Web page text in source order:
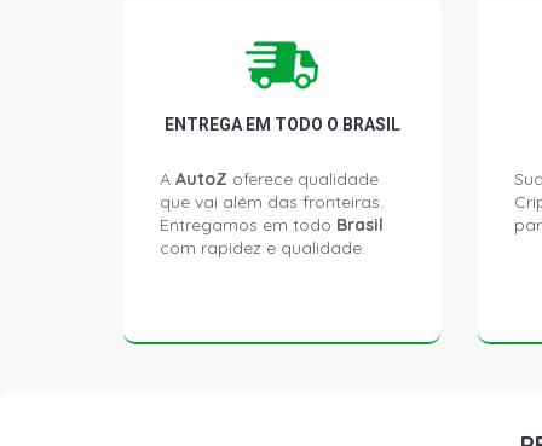
ENTREGA EM TODO O BRASIL
A AutoZ oferece qualidade
que vai além das fronteiras.
Entregamos em todo Brasil
com rapidez e qualidade.